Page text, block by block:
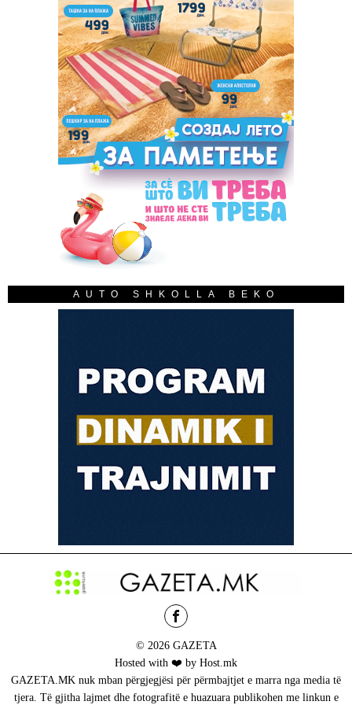
AUTO SHKOLLA BEKO
© 2026 GAZETA
Hosted with ❤️ by Host.mk
GAZETA.MK nuk mban përgjegjësi për përmbajtjet e marra nga media të
tjera. Të gjitha lajmet dhe fotografitë e huazuara publikohen me linkun e